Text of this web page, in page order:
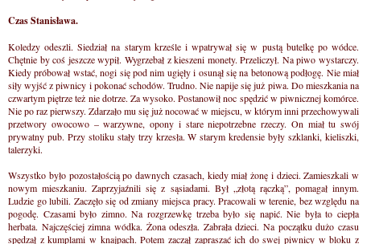
Czas Stanisława.
Koledzy odeszli. Siedział na starym krześle i wpatrywał się w pustą butelkę po wódce.
Chętnie by coś jeszcze wypił. Wygrzebał z kieszeni monety. Przeliczył. Na piwo wystarczy.
Kiedy próbował wstać, nogi się pod nim ugięły i osunął się na betonową podłogę. Nie miał
siły wyjść z piwnicy i pokonać schodów. Trudno. Nie napije się już piwa. Do mieszkania na
czwartym piętrze też nie dotrze. Za wysoko. Postanowił noc spędzić w piwnicznej komórce.
Nie po raz pierwszy. Zdarzało mu się już nocować w miejscu, w którym inni przechowywali
przetwory owocowo – warzywne, opony i stare niepotrzebne rzeczy. On miał tu swój
prywatny pub. Przy stoliku stały trzy krzesła. W starym kredensie były szklanki, kieliszki,
talerzyki.
Wszystko było pozostałością po dawnych czasach, kiedy miał żonę i dzieci. Zamieszkali w
nowym mieszkaniu. Zaprzyjaźnili się z sąsiadami. Był „złotą rączką”, pomagał innym.
Ludzie go lubili. Zaczęło się od zmiany miejsca pracy. Pracowali w terenie, bez względu na
pogodę. Czasami było zimno. Na rozgrzewkę trzeba było się napić. Nie była to ciepła
herbata. Najczęściej zimna wódka. Żona odeszła. Zabrała dzieci. Na początku dużo czasu
spędzał z kumplami w knajpach. Potem zaczął zapraszać ich do swej piwnicy w bloku z